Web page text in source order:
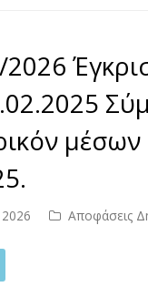
μέσων
Αποφάσεις